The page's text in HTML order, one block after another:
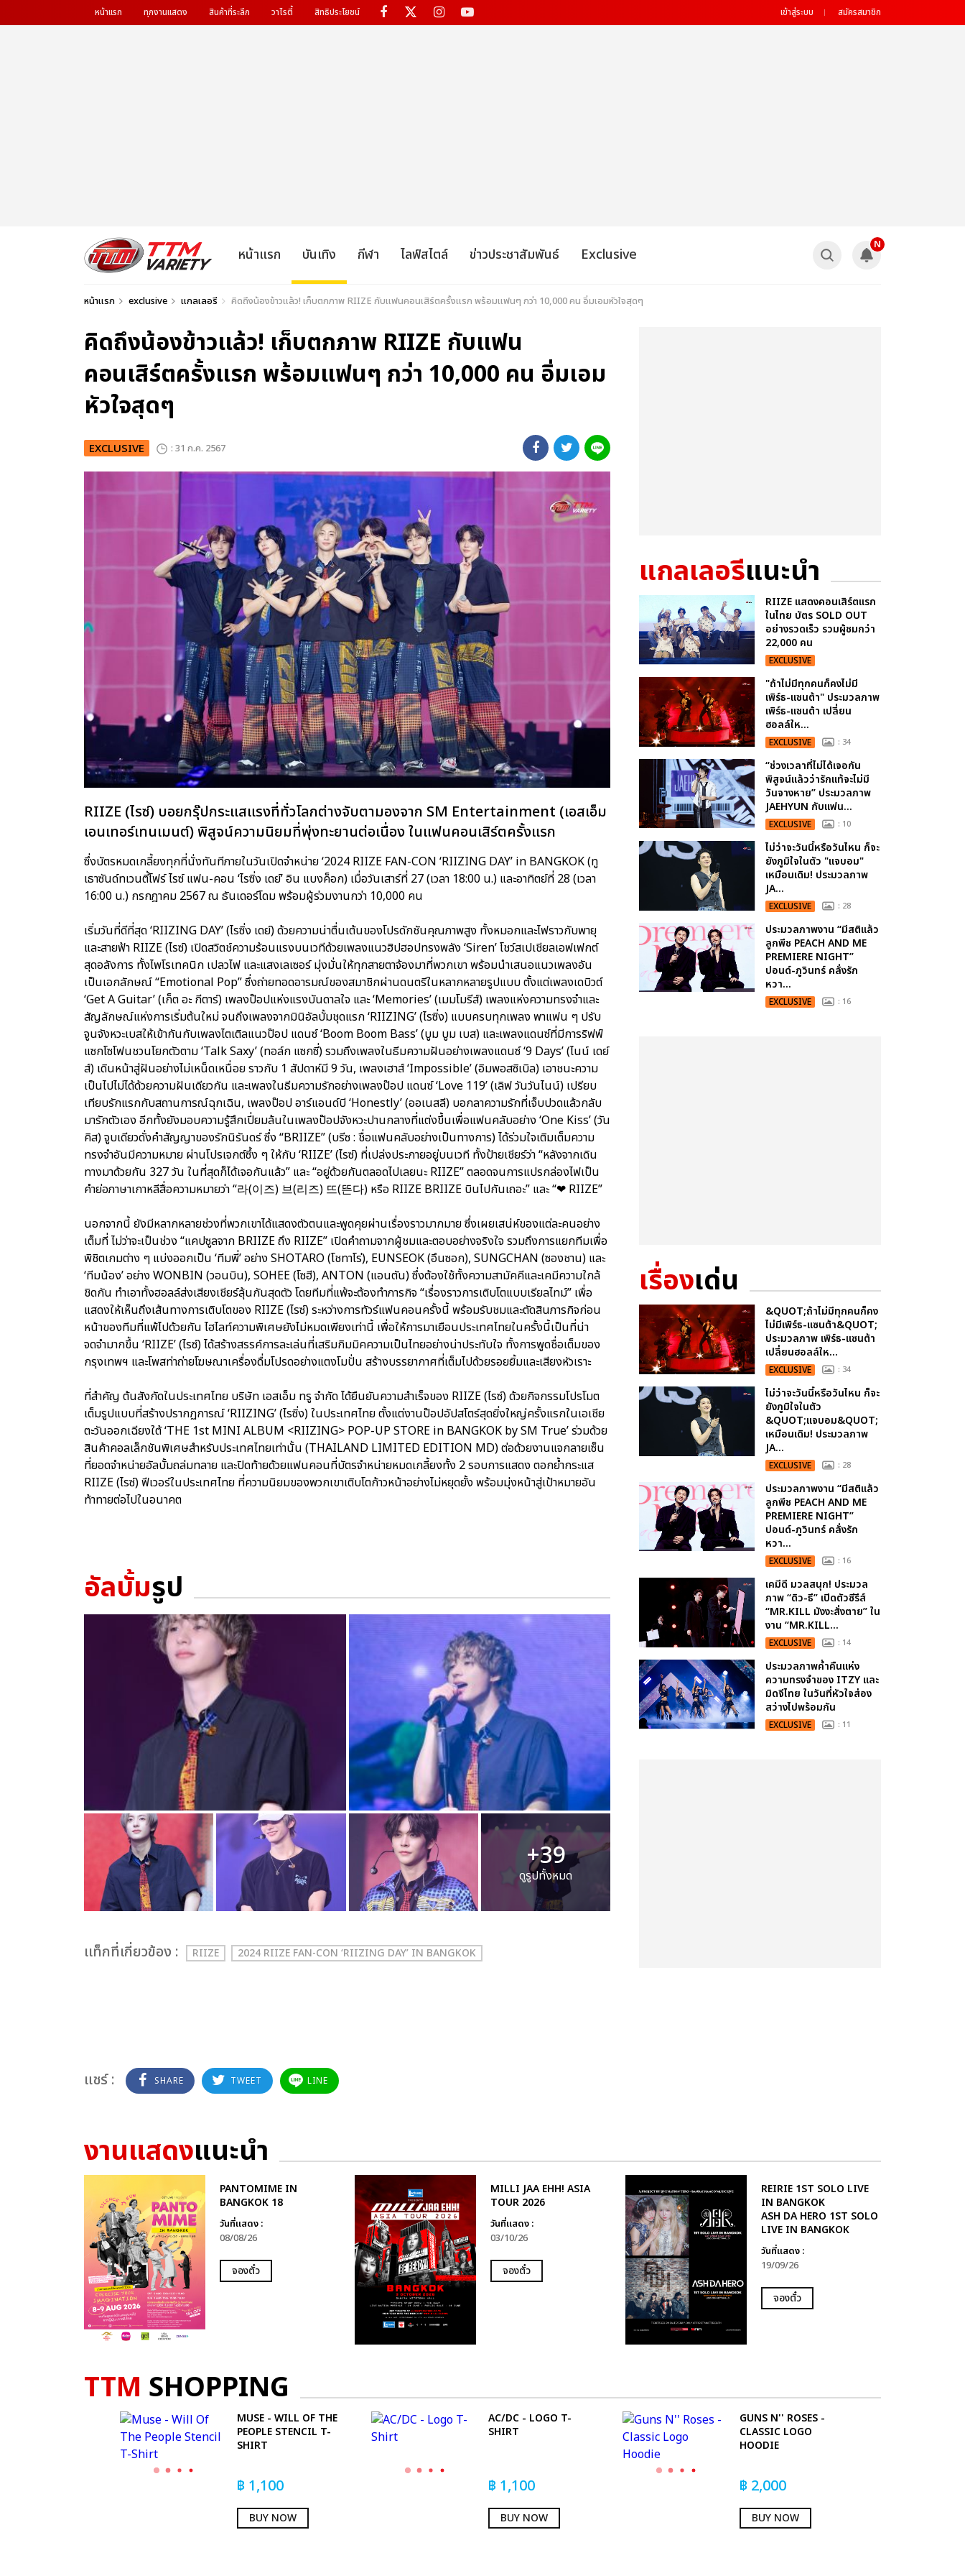
หน้าแรก ทุกงานแสดง สินค้าที่ระลึก วาไรตี้ สิทธิประโยชน์ เข้าสู่ระบบ สมัครสมาชิก
หน้าแรก บันเทิง กีฬา ไลฟ์สไตล์ ข่าวประชาสัมพันธ์ Exclusive
N
หน้าแรก exclusive แกลเลอรี คิดถึงน้องข้าวแล้ว! เก็บตกภาพ RIIZE กับแฟนคอนเสิร์ตครั้งแรก พร้อมแฟนๆ กว่า 10,000 คน อิ่มเอมหัวใจสุดๆ
คิดถึงน้องข้าวแล้ว! เก็บตกภาพ RIIZE กับแฟน
คอนเสิร์ตครั้งแรก พร้อมแฟนๆ กว่า 10,000 คน อิ่มเอม
หัวใจสุดๆ
EXCLUSIVE : 31 ก.ค. 2567
RIIZE (ไรซ์) บอยกรุ๊ปกระแสแรงที่ทั่วโลกต่างจับตามองจาก SM Entertainment (เอสเอ็ม
เอนเทอร์เทนเมนต์) พิสูจน์ความนิยมที่พุ่งทะยานต่อเนื่อง ในแฟนคอนเสิร์ตครั้งแรก
ซึ่งบัตรหมดเกลี้ยงทุกที่นั่งทันทีภายในวันเปิดจำหน่าย ‘2024 RIIZE FAN-CON ‘RIIZING DAY’ in BANGKOK (ทู
เธาซันด์ทเวนตี้โฟร์ ไรซ์ แฟน-คอน ‘ไรซิ่ง เดย์’ อิน แบงค็อก) เมื่อวันเสาร์ที่ 27 (เวลา 18:00 น.) และอาทิตย์ที่ 28 (เวลา
16:00 น.) กรกฎาคม 2567 ณ ธันเดอร์โดม พร้อมผู้ร่วมงานกว่า 10,000 คน
เริ่มวันที่ดีที่สุด ‘RIIZING DAY’ (ไรซิ่ง เดย์) ด้วยความน่าตื่นเต้นของโปรดักชันคุณภาพสูง ทั้งหมอกและไฟราวกับพายุ
และสายฟ้า RIIZE (ไรซ์) เปิดสวิตช์ความร้อนแรงบนเวทีด้วยเพลงแนวฮิปฮอปทรงพลัง ‘Siren’ โชว์สเปเชียลเอฟเฟกต์
สุดอลังการ ทั้งไพโรเทคนิก เปลวไฟ และแสงเลเซอร์ มุ่งมั่นให้ทุกสายตาจ้องมาที่พวกเขา พร้อมนำเสนอแนวเพลงอัน
เป็นเอกลักษณ์ “Emotional Pop” ซึ่งถ่ายทอดอารมณ์ของสมาชิกผ่านดนตรีในหลากหลายรูปแบบ ตั้งแต่เพลงเดบิวต์
‘Get A Guitar’ (เก็ต อะ กีตาร์) เพลงป๊อปแห่งแรงบันดาลใจ และ ‘Memories’ (เมมโมรีส์) เพลงแห่งความทรงจำและ
สัญลักษณ์แห่งการเริ่มต้นใหม่ จนถึงเพลงจากมินิอัลบั้มชุดแรก ‘RIIZING’ (ไรซิ่ง) แบบครบทุกเพลง พาแฟน ๆ ปรับ
จูนจังหวะเบสให้เข้ากันกับเพลงไตเติลแนวป๊อป แดนซ์ ‘Boom Boom Bass’ (บูม บูม เบส) และเพลงแดนซ์ที่มีการริฟฟ์
แซกโซโฟนชวนโยกตัวตาม ‘Talk Saxy’ (ทอล์ก แซกซี่) รวมถึงเพลงในธีมความฝันอย่างเพลงแดนซ์ ‘9 Days’ (ไนน์ เดย์
ส์) เดินหน้าสู่ฝันอย่างไม่เหน็ดเหนื่อย ราวกับ 1 สัปดาห์มี 9 วัน, เพลงเฮาส์ ‘Impossible’ (อิมพอสซิเบิล) เอาชนะความ
เป็นไปไม่ได้ด้วยความฝันเดียวกัน และเพลงในธีมความรักอย่างเพลงป๊อป แดนซ์ ‘Love 119’ (เลิฟ วันวันไนน์) เปรียบ
เทียบรักแรกกับสถานการณ์ฉุกเฉิน, เพลงป๊อป อาร์แอนด์บี ‘Honestly’ (ออเนสลี) บอกลาความรักที่เจ็บปวดแล้วกลับ
มารักตัวเอง อีกทั้งยังมอบความรู้สึกเปี่ยมล้นในเพลงป๊อปจังหวะปานกลางที่แต่งขึ้นเพื่อแฟนคลับอย่าง ‘One Kiss’ (วัน
คิส) จูบเดียวดั่งคำสัญญาของรักนิรันดร์ ซึ่ง “BRIIZE” (บรีซ : ชื่อแฟนคลับอย่างเป็นทางการ) ได้ร่วมใจเติมเต็มความ
ทรงจำอันมีความหมาย ผ่านโปรเจกต์ซึ้ง ๆ ให้กับ ‘RIIZE’ (ไรซ์) ที่เปล่งประกายอยู่บนเวที ทั้งป้ายเชียร์ว่า “หลังจากเดิน
ทางมาด้วยกัน 327 วัน ในที่สุดก็ได้เจอกันแล้ว” และ “อยู่ด้วยกันตลอดไปเลยนะ RIIZE” ตลอดจนการแปรกล่องไฟเป็น
คำย่อภาษาเกาหลีสื่อความหมายว่า “라(이즈) 브(리즈) 뜨(뜬다) หรือ RIIZE BRIIZE บินไปกันเถอะ” และ “❤ RIIZE”
นอกจากนี้ ยังมีหลากหลายช่วงที่พวกเขาได้แสดงตัวตนและพูดคุยผ่านเรื่องราวมากมาย ซึ่งเผยเสน่ห์ของแต่ละคนอย่าง
เต็มที่ ไม่ว่าจะเป็นช่วง “แคปซูลจาก BRIIZE ถึง RIIZE” เปิดคำถามจากผู้ชมและตอบอย่างจริงใจ รวมถึงการแยกทีมเพื่อ
พิชิตเกมต่าง ๆ แบ่งออกเป็น ‘ทีมพี่’ อย่าง SHOTARO (โชทาโร่), EUNSEOK (อึนซอก), SUNGCHAN (ซองชาน) และ
‘ทีมน้อง’ อย่าง WONBIN (วอนบิน), SOHEE (โซฮี), ANTON (แอนตัน) ซึ่งต้องใช้ทั้งความสามัคคีและเคมีความใกล้
ชิดกัน ทำเอาทั้งฮอลล์ส่งเสียงเชียร์ลุ้นกันสุดตัว โดยทีมที่แพ้จะต้องทำภารกิจ “เรื่องราวการเติบโตแบบเรียลไทม์” เพื่อ
แสดงให้เห็นถึงเส้นทางการเติบโตของ RIIZE (ไรซ์) ระหว่างการทัวร์แฟนคอนครั้งนี้ พร้อมรับชมและตัดสินภารกิจก่อน
หน้าของทีมที่แพ้ไปด้วยกัน ไฮไลท์ความพิเศษยังไม่หมดเพียงเท่านี้ เพื่อให้การมาเยือนประเทศไทยในครั้งนี้เป็นที่น่า
จดจำมากขึ้น ‘RIIZE’ (ไรซ์) ได้สร้างสรรค์การละเล่นที่เสริมกิมมิคความเป็นไทยอย่างน่าประทับใจ ทั้งการพูดชื่อเต็มของ
กรุงเทพฯ และโพสท่าถ่ายโฆษณาเครื่องดื่มโปรดอย่างแตงโมปั่น สร้างบรรยากาศที่เต็มไปด้วยรอยยิ้มและเสียงหัวเราะ
ที่สำคัญ ต้นสังกัดในประเทศไทย บริษัท เอสเอ็ม ทรู จำกัด ได้ยืนยันความสำเร็จของ RIIZE (ไรซ์) ด้วยกิจกรรมโปรโมต
เต็มรูปแบบที่สร้างปรากฏการณ์ ‘RIIZING’ (ไรซิ่ง) ในประเทศไทย ตั้งแต่งานป๊อปอัปสโตร์สุดยิ่งใหญ่ครั้งแรกในเอเชีย
ตะวันออกเฉียงใต้ ‘THE 1st MINI ALBUM <RIIZING> POP-UP STORE in BANGKOK by SM True’ ร่วมด้วย
สินค้าคอลเล็กชันพิเศษสำหรับประเทศไทยเท่านั้น (THAILAND LIMITED EDITION MD) ต่อด้วยงานแจกลายเซ็น
ที่ยอดจำหน่ายอัลบั้มถล่มทลาย และปิดท้ายด้วยแฟนคอนที่บัตรจำหน่ายหมดเกลี้ยงทั้ง 2 รอบการแสดง ตอกย้ำกระแส
RIIZE (ไรซ์) ฟีเวอร์ในประเทศไทย ที่ความนิยมของพวกเขาเติบโตก้าวหน้าอย่างไม่หยุดยั้ง พร้อมมุ่งหน้าสู่เป้าหมายอัน
ท้าทายต่อไปในอนาคต
อัลบั้มรูป
+39
ดูรูปทั้งหมด
เเท็กที่เกี่ยวข้อง : RIIZE 2024 RIIZE FAN-CON ‘RIIZING DAY’ IN BANGKOK
แชร์ : SHARE TWEET LINE
แกลเลอรีแนะนำ
RIIZE แสดงคอนเสิร์ตแรก
ในไทย บัตร SOLD OUT
อย่างรวดเร็ว รวมผู้ชมกว่า
22,000 คน
EXCLUSIVE
"ถ้าไม่มีทุกคนก็คงไม่มี
เพิร์ธ-แซนต้า" ประมวลภาพ
เพิร์ธ-แซนต้า เปลี่ยน
ฮอลล์ให...
EXCLUSIVE : 34
“ช่วงเวลาที่ไม่ได้เจอกัน
พิสูจน์แล้วว่ารักแท้จะไม่มี
วันจางหาย” ประมวลภาพ
JAEHYUN กับแฟน...
EXCLUSIVE : 10
ไม่ว่าจะวันนี้หรือวันไหน ก็จะ
ยังภูมิใจในตัว "แจบอม"
เหมือนเดิม! ประมวลภาพ
JA...
EXCLUSIVE : 28
ประมวลภาพงาน “มีสติแล้ว
ลูกพีช PEACH AND ME
PREMIERE NIGHT”
ปอนด์-ภูวินทร์ คลั่งรัก
หวา...
EXCLUSIVE : 16
เรื่องเด่น
&QUOT;ถ้าไม่มีทุกคนก็คง
ไม่มีเพิร์ธ-แซนต้า&QUOT;
ประมวลภาพ เพิร์ธ-แซนต้า
เปลี่ยนฮอลล์ให...
EXCLUSIVE : 34
ไม่ว่าจะวันนี้หรือวันไหน ก็จะ
ยังภูมิใจในตัว
&QUOT;แจบอม&QUOT;
เหมือนเดิม! ประมวลภาพ
JA...
EXCLUSIVE : 28
ประมวลภาพงาน “มีสติแล้ว
ลูกพีช PEACH AND ME
PREMIERE NIGHT”
ปอนด์-ภูวินทร์ คลั่งรัก
หวา...
EXCLUSIVE : 16
เคมีดี มวลสนุก! ประมวล
ภาพ “ดิว-ธี” เปิดตัวซีรีส์
“MR.KILL มังงะสั่งตาย” ใน
งาน “MR.KILL...
EXCLUSIVE : 14
ประมวลภาพค่ำคืนแห่ง
ความทรงจำของ ITZY และ
มิดจีไทย ในวันที่หัวใจส่อง
สว่างไปพร้อมกัน
EXCLUSIVE : 11
งานแสดงแนะนำ
PANTOMIME IN
BANGKOK 18
วันที่แสดง :
08/08/26
จองตั๋ว
MILLI JAA EHH! ASIA
TOUR 2026
วันที่แสดง :
03/10/26
จองตั๋ว
REIRIE 1ST SOLO LIVE
IN BANGKOK
ASH DA HERO 1ST SOLO
LIVE IN BANGKOK
วันที่แสดง :
19/09/26
จองตั๋ว
TTM SHOPPING
MUSE - WILL OF THE
PEOPLE STENCIL T-
SHIRT
฿ 1,100
BUY NOW
AC/DC - LOGO T-
SHIRT
฿ 1,100
BUY NOW
GUNS N'' ROSES -
CLASSIC LOGO
HOODIE
฿ 2,000
BUY NOW